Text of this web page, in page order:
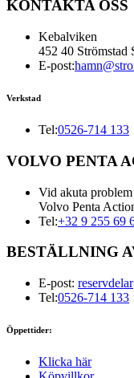
KONTAKTA OSS
Kebalviken
452 40 Strömstad
E-post:
Verkstad
Tel:0526-714 133
VOLVO PENTA
Vid akuta
Volvo Penta
Tel:+32 9 255 69
BESTÄLLNING
E-post:
Tel:0526-714 133
Öppettider:
Klicka här